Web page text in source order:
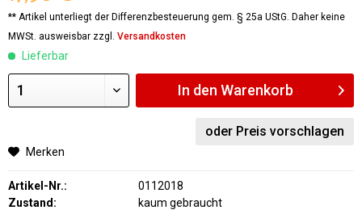
** Artikel unterliegt der Differenzbesteuerung gem. § 25a UStG. Daher keine
MWSt. ausweisbar zzgl. Versandkosten
Lieferbar
In den Warenkorb
oder Preis vorschlagen
Merken
Artikel-Nr.:
0112018
Zustand:
kaum gebraucht